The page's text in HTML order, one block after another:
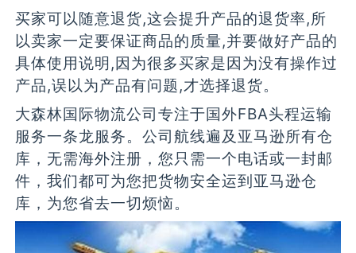
买家可以随意退货,这会提升产品的退货率,所
以卖家一定要保证商品的质量,并要做好产品的
具体使用说明,因为很多买家是因为没有操作过
产品,误以为产品有问题,才选择退货。
大森林国际物流公司专注于国外FBA头程运输
服务一条龙服务。公司航线遍及亚马逊所有仓
库，无需海外注册，您只需一个电话或一封邮
件，我们都可为您把货物安全运到亚马逊仓
库，为您省去一切烦恼。